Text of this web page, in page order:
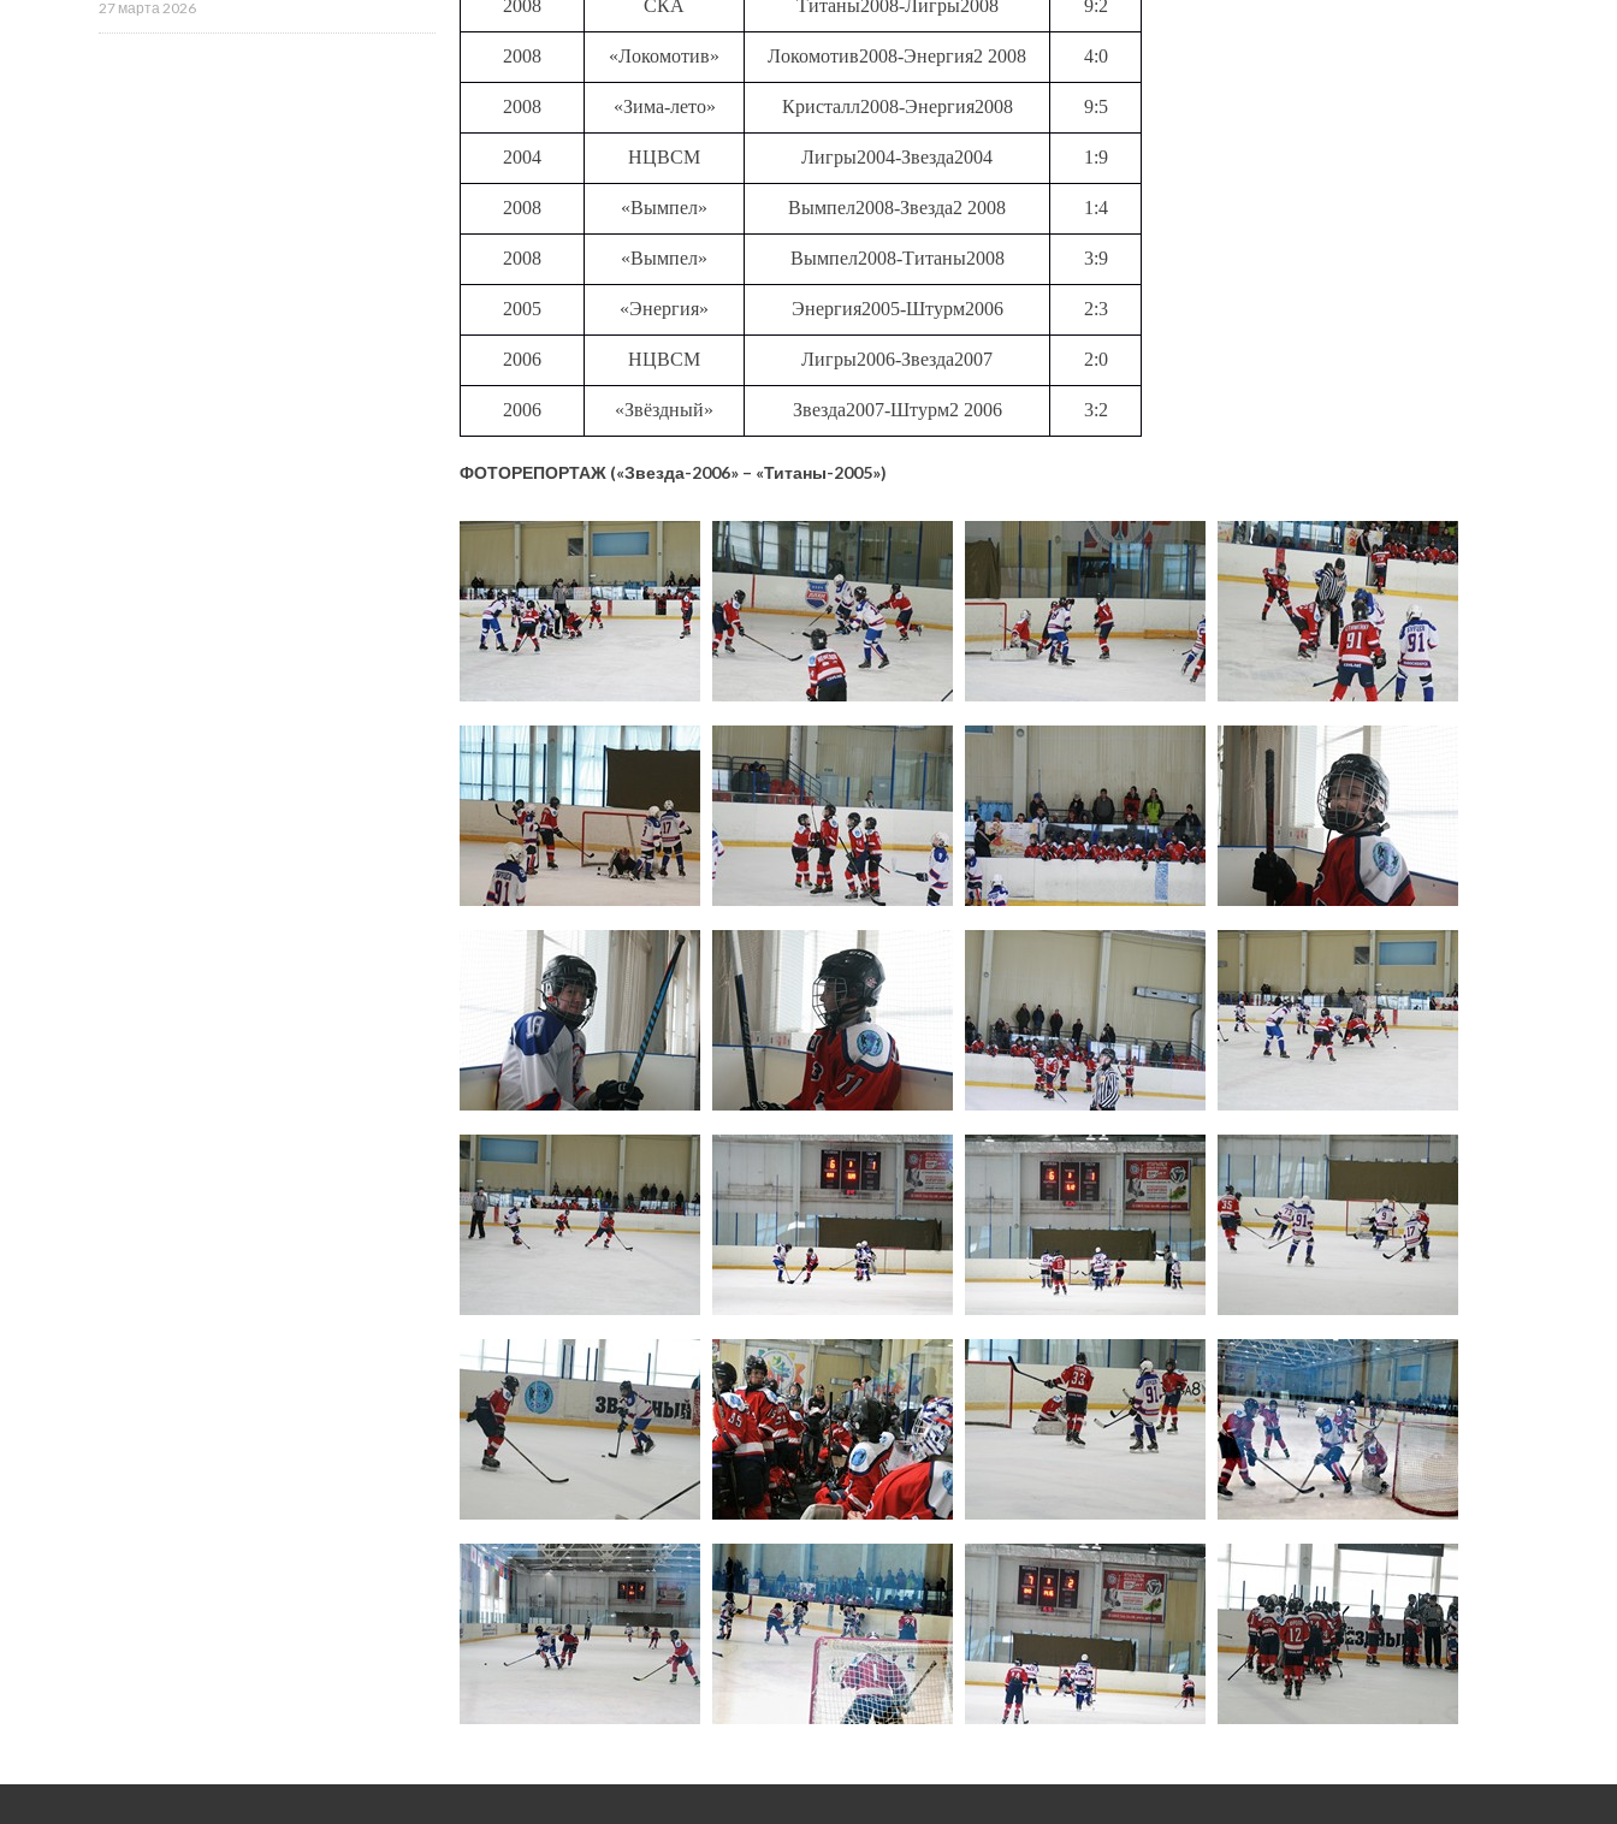
2008 СКА Титаны2008-Лигры2008 9:2
2008 «Локомотив» Локомотив2008-Энергия2 2008 4:0
2008 «Зима-лето» Кристалл2008-Энергия2008 9:5
2004 НЦВСМ Лигры2004-Звезда2004 1:9
2008 «Вымпел» Вымпел2008-Звезда2 2008 1:4
2008 «Вымпел» Вымпел2008-Титаны2008 3:9
2005 «Энергия» Энергия2005-Штурм2006 2:3
2006 НЦВСМ Лигры2006-Звезда2007 2:0
2006 «Звёздный» Звезда2007-Штурм2 2006 3:2
ФОТОРЕПОРТАЖ («Звезда-2006» – «Титаны-2005»)
27 марта 2026